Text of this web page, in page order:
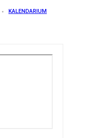
KALENDARIUM